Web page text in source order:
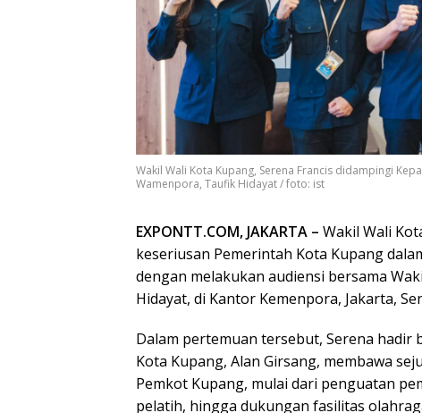
Wakil Wali Kota Kupang, Serena Francis didampingi
Wamenpora, Taufik Hidayat / foto: ist
EXPONTT.COM, JAKARTA – Wakil Wali
keseriusan Pemerintah Kota Kupang
dengan melakukan audiensi bersama
Hidayat, di Kantor Kemenpora, Jakarta,
Dalam pertemuan tersebut, Serena hadir
Kota Kupang, Alan Girsang, membawa
Pemkot Kupang, mulai dari penguatan
pelatih, hingga dukungan fasilitas